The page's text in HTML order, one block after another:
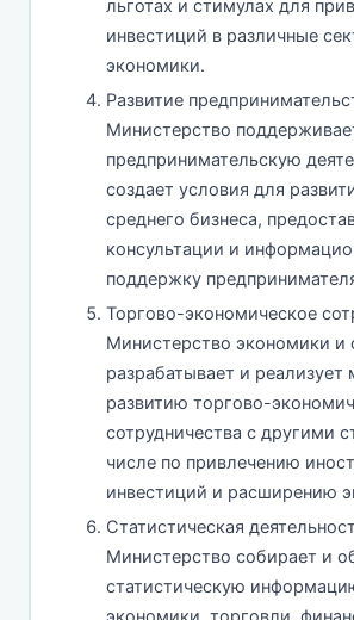
льготах и стимулах для
инвестиций в различные
экономики.
Развитие
Министерство
предпринимательскую
создает условия для
среднего бизнеса,
консультации и
поддержку
Торгово-экономическое
Министерство экономики и
разрабатывает и реализует
развитию торгово-
сотрудничества с другими
числе по привлечению
инвестиций и расширению
Статистическая
Министерство собирает и
статистическую